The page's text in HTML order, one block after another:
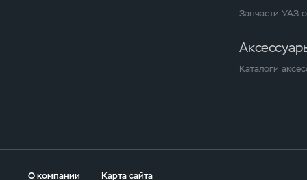
Запчасти УАЗ
Каталоги
О компании Карта сайта